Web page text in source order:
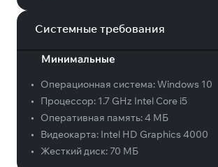
Системные требования
Минимальные
• Операционная система:Windows 10
•
Процессор: 1.7 GHz Intel Core i5
•
Оперативная память:4 МБ
•
Видеокарта: Intel HD Graphics 4000
•
Жесткий диск: 70 МБ